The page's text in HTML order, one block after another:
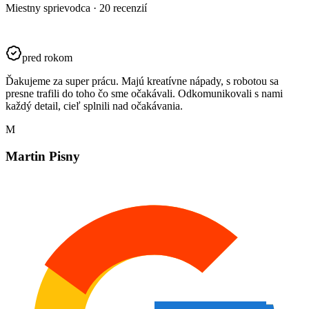
Miestny sprievodca · 20 recenzií
pred rokom
Ďakujeme za super prácu. Majú kreatívne nápady, s robotou sa
presne trafili do toho čo sme očakávali. Odkomunikovali s nami
každý detail, cieľ splnili nad očakávania.
M
Martin Pisny